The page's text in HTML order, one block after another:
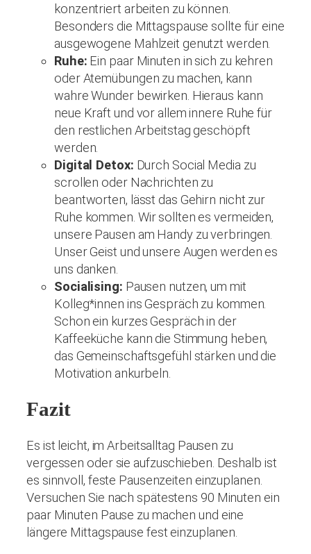
konzentriert arbeiten zu können.
Besonders die Mittagspause sollte für eine
ausgewogene Mahlzeit genutzt werden.
Ruhe: Ein paar Minuten in sich zu kehren
oder Atemübungen zu machen, kann
wahre Wunder bewirken. Hieraus kann
neue Kraft und vor allem innere Ruhe für
den restlichen Arbeitstag geschöpft
werden.
Digital Detox: Durch Social Media zu
scrollen oder Nachrichten zu
beantworten, lässt das Gehirn nicht zur
Ruhe kommen. Wir sollten es vermeiden,
unsere Pausen am Handy zu verbringen.
Unser Geist und unsere Augen werden es
uns danken.
Socialising: Pausen nutzen, um mit
Kolleg*innen ins Gespräch zu kommen.
Schon ein kurzes Gespräch in der
Kaffeeküche kann die Stimmung heben,
das Gemeinschaftsgefühl stärken und die
Motivation ankurbeln.
Fazit
Es ist leicht, im Arbeitsalltag Pausen zu
vergessen oder sie aufzuschieben. Deshalb ist
es sinnvoll, feste Pausenzeiten einzuplanen.
Versuchen Sie nach spätestens 90 Minuten ein
paar Minuten Pause zu machen und eine
längere Mittagspause fest einzuplanen.